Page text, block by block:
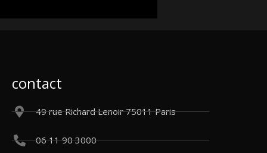
contact
49 rue Richard Lenoir 75011 Paris
06 11 90 3000